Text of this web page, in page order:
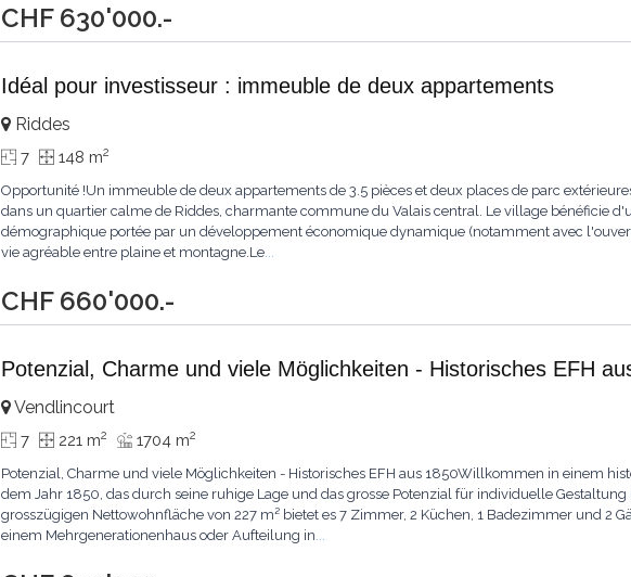
CHF 630'000.-
Idéal pour investisseur : immeuble de deux appartements
CHF 660'000.-
Riddes
7 148 m2
Opportunité !Un immeuble de deux appartements de 3.5 pièces et deux places de parc
dans un quartier calme de Riddes, charmante commune du Valais central. Le village bénéficie
démographique portée par un développement économique dynamique (notamment avec
vie agréable entre plaine et montagne.Le...
Potenzial, Charme und viele Möglichkeiten - Historisches EFH
Vendlincourt
7 221 m2 1704 m2
Potenzial, Charme und viele Möglichkeiten - Historisches EFH aus 1850Willkommen in einem
dem Jahr 1850, das durch seine ruhige Lage und das grosse Potenzial für individuelle Gestaltung
grosszügigen Nettowohnfläche von 227 m² bietet es 7 Zimmer, 2 Küchen, 1 Badezimmer und 2
einem Mehrgenerationenhaus oder Aufteilung in...